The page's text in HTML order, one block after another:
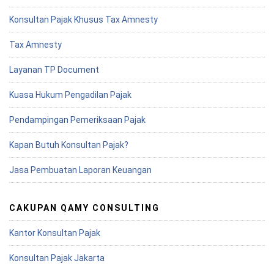
Konsultan Pajak Khusus Tax Amnesty
Tax Amnesty
Layanan TP Document
Kuasa Hukum Pengadilan Pajak
Pendampingan Pemeriksaan Pajak
Kapan Butuh Konsultan Pajak?
Jasa Pembuatan Laporan Keuangan
CAKUPAN QAMY CONSULTING
Kantor Konsultan Pajak
Konsultan Pajak Jakarta